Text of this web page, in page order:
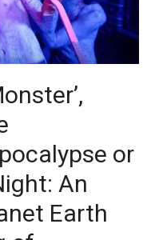
or
An
Earth